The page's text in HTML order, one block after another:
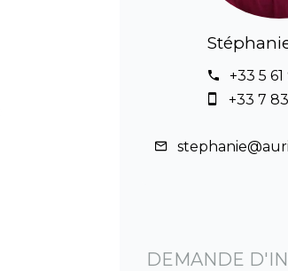
+33 5
+33 7
DEMANDE